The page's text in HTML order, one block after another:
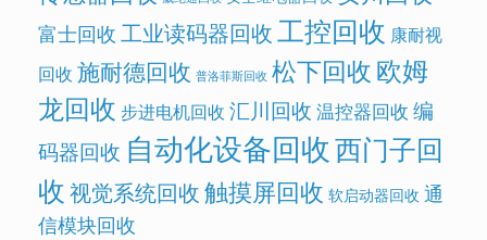
富士回收工业读码器回收工控回收 康耐视
回收 施耐德回收 普洛菲斯回收 松下回收欧姆
龙回收 步进电机回收 汇川回收 温控器回收 编
码器回收 自动化设备回收西门子回
收视觉系统回收触摸屏回收 软启动器回收 通
信模块回收